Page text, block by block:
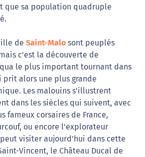
que sa population quadruple
de Saint-Malo sont peuplés
c'est la découverte de
le plus important tournant dans
alors une plus grande
Les malouins s'illustrent
dans les siècles qui suivent, avec
fameux corsaires de France,
ou encore l'explorateur
peut visiter aujourd'hui dans cette
Vincent, le Château Ducal de